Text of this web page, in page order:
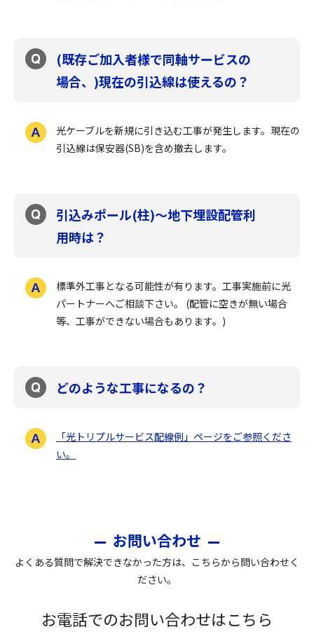
(既存ご加入者様で同軸サービスの
場合、)現在の引込線は使えるの？
光ケーブルを新規に引き込む工事が発生します。現在の
引込線は保安器(SB)を含め撤去します。
引込みポール(柱)～地下埋設配管利
用時は？
標準外工事となる可能性が有ります。工事実施前に光
パートナーへご相談下さい。 (配管に空きが無い場合
等、工事ができない場合もあります。)
どのような工事になるの？
「光トリプルサービス配線例」ページをご参照くださ
い。
お問い合わせ
よくある質問で解決できなかった方は、こちらから問い合わせく
ださい。
お電話でのお問い合わせはこちら